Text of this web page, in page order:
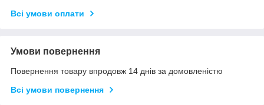
Всі умови оплати
Умови повернення
Повернення товару впродовж 14 днів за домовленістю
Всі умови повернення